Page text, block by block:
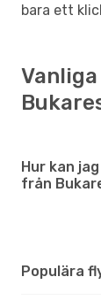
bara ett
Hur kan
från
Populära